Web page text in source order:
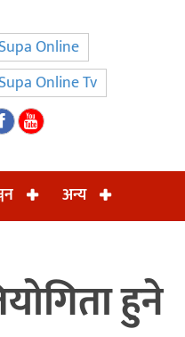
Online
Online Tv
अन्य
हुने